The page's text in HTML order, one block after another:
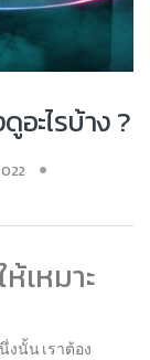
อะไรบ้าง ?
เหมาะ
งนั้น เราต้อง